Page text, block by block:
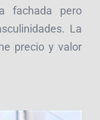
fachada pero
La
precio y valor